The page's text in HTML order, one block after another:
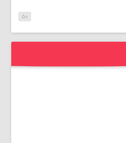
۵۰